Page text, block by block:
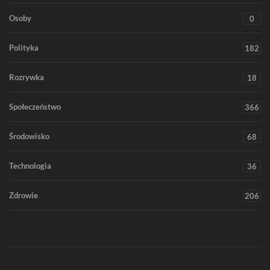
Osoby 0
Polityka 182
Rozrywka 18
Społeczeństwo 366
Środowisko 68
Technologia 36
Zdrowie 206